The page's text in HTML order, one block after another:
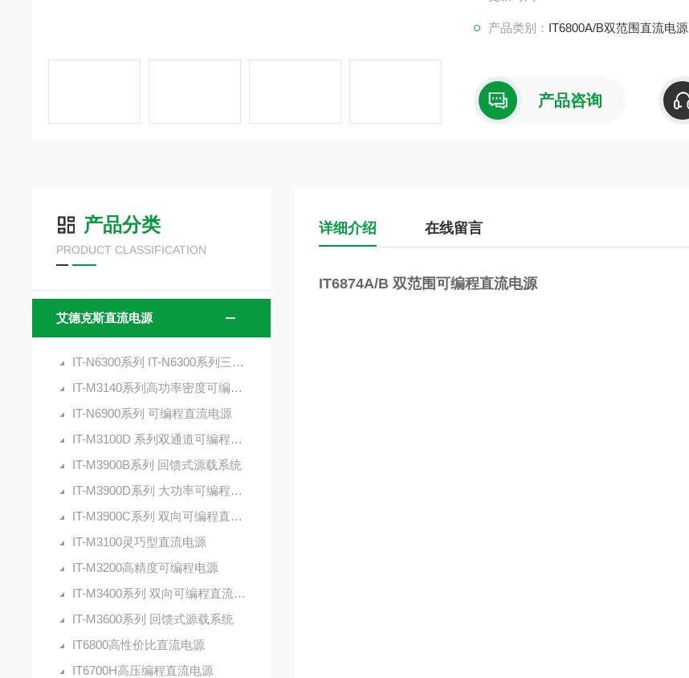
产品类别： IT6800A/B双范围直流电源
产品咨询
产品分类
PRODUCT CLASSIFICATION
艾德克斯直流电源
IT-N6300系列 IT-N6300系列三通道可编程直流电源
IT-M3140系列高功率密度可编程直流电源
IT-N6900系列 可编程直流电源
IT-M3100D 系列双通道可编程直流电源
IT-M3900B系列 回馈式源载系统
IT-M3900D系列 大功率可编程直流电源
IT-M3900C系列 双向可编程直流电源
IT-M3100灵巧型直流电源
IT-M3200高精度可编程电源
IT-M3400系列 双向可编程直流电源
IT-M3600系列 回馈式源载系统
IT6800高性价比直流电源
IT6700H高压编程直流电源
详细介绍 在线留言
IT6874A/B 双范围可编程直流电源